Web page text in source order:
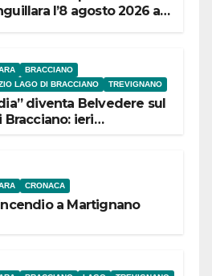
l’8 agosto 2026 al
BRACCIANO
LAGO DI BRACCIANO
TREVIGNANO
diventa Belvedere sul
Bracciano: ieri
CRONACA
a Martignano